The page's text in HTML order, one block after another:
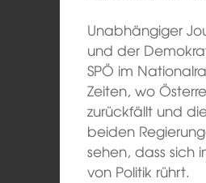
Unabhängiger
und der
SPÖ im
Zeiten, wo
zurückfällt und
beiden
sehen, dass sich
von Politik rührt.